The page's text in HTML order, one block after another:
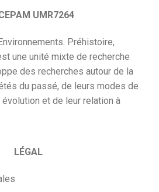
UMR7264
Préhistoire,
une unité mixte de recherche
des recherches autour de la
du passé, de leurs modes de
et de leur relation à
LÉGAL